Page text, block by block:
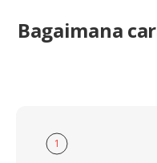
Bagaimana
1